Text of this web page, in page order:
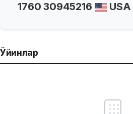
1760 30945216 USA
Ўйинлар